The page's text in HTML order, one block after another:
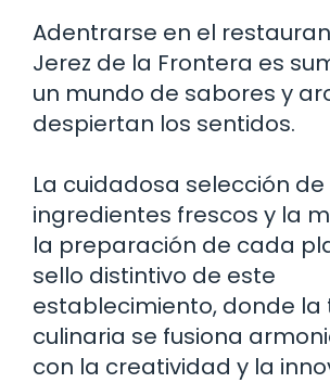
Adentrarse en el
Jerez de la Frontera es
un mundo de sabores y
despiertan los sentidos.
La cuidadosa selección de
ingredientes frescos y la
la preparación de cada
sello distintivo de este
establecimiento, donde la
culinaria se fusiona
con la creatividad y la